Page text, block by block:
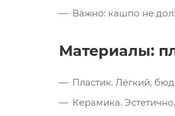
Важно: кашпо не
Материалы:
Пластик. Лёгкий,
Керамика.